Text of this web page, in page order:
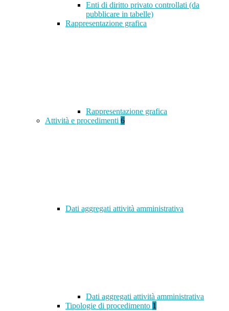
Enti di diritto privato controllati (da
pubblicare in tabelle)
Rappresentazione grafica
Rappresentazione grafica
Attività e procedimenti 6
Dati aggregati attività amministrativa
Dati aggregati attività amministrativa
Tipologie di procedimento 1